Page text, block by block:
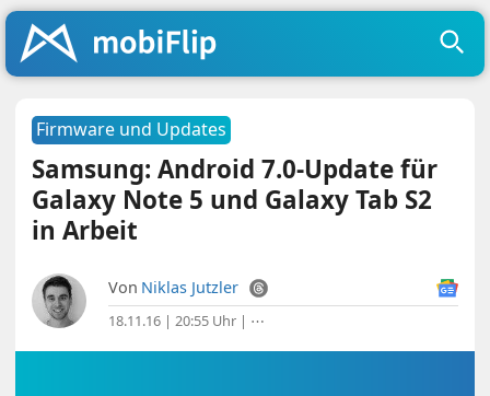
Firmware und Updates
Samsung: Android 7.0-Update für
Galaxy Note 5 und Galaxy Tab S2
in Arbeit
Von Niklas Jutzler
18.11.16 | 20:55 Uhr | ⋯